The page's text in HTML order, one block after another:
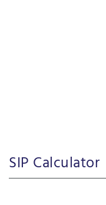
SIP Calculator